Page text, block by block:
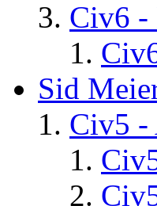
Civ6 -
Sid
Civ5 -